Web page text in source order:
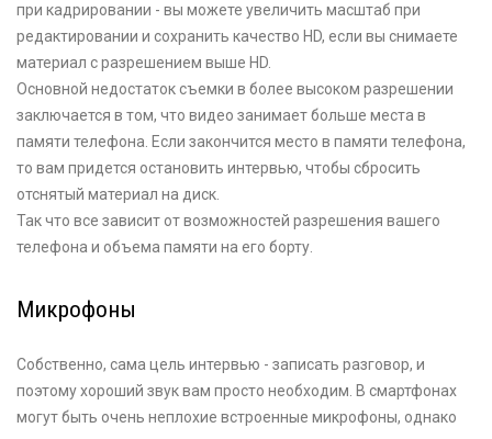
при кадрировании - вы можете увеличить масштаб при
редактировании и сохранить качество HD, если вы снимаете
материал с разрешением выше HD.
Основной недостаток съемки в более высоком разрешении
заключается в том, что видео занимает больше места в
памяти телефона. Если закончится место в памяти телефона,
то вам придется остановить интервью, чтобы сбросить
отснятый материал на диск.
Так что все зависит от возможностей разрешения вашего
телефона и объема памяти на его борту.
Микрофоны
Собственно, сама цель интервью - записать разговор, и
поэтому хороший звук вам просто необходим. В смартфонах
могут быть очень неплохие встроенные микрофоны, однако